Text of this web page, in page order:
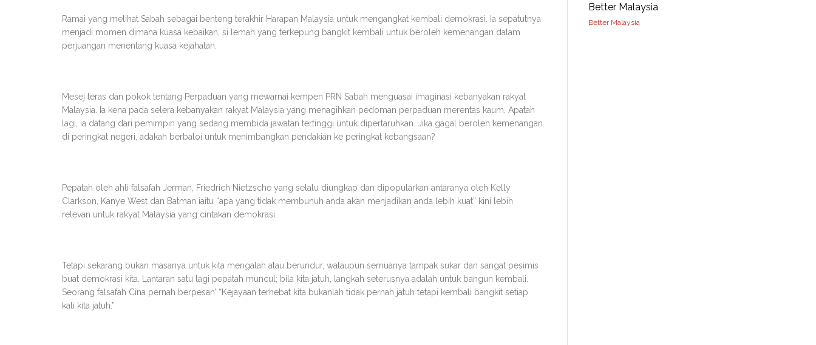
Ramai yang melihat Sabah sebagai benteng terakhir Harapan Malaysia untuk mengangkat kembali demokrasi. Ia sepatutnya
menjadi momen dimana kuasa kebaikan, si lemah yang terkepung bangkit kembali untuk beroleh kemenangan dalam
perjuangan menentang kuasa kejahatan.
Mesej teras dan pokok tentang Perpaduan yang mewarnai kempen PRN Sabah menguasai imaginasi kebanyakan rakyat
Malaysia. Ia kena pada selera kebanyakan rakyat Malaysia yang menagihkan pedoman perpaduan merentas kaum. Apatah
lagi, ia datang dari pemimpin yang sedang membida jawatan tertinggi untuk dipertaruhkan. Jika gagal beroleh kemenangan
di peringkat negeri, adakah berbaloi untuk menimbangkan pendakian ke peringkat kebangsaan?
Pepatah oleh ahli falsafah Jerman, Friedrich Nietzsche yang selalu diungkap dan dipopularkan antaranya oleh Kelly
Clarkson, Kanye West dan Batman iaitu “apa yang tidak membunuh anda akan menjadikan anda lebih kuat” kini lebih
relevan untuk rakyat Malaysia yang cintakan demokrasi.
Tetapi sekarang bukan masanya untuk kita mengalah atau berundur, walaupun semuanya tampak sukar dan sangat pesimis
buat demokrasi kita. Lantaran satu lagi pepatah muncul; bila kita jatuh, langkah seterusnya adalah untuk bangun kembali.
Seorang falsafah Cina pernah berpesan’ “Kejayaan terhebat kita bukanlah tidak pernah jatuh tetapi kembali bangkit setiap
kali kita jatuh.”
Better Malaysia
Better Malaysia